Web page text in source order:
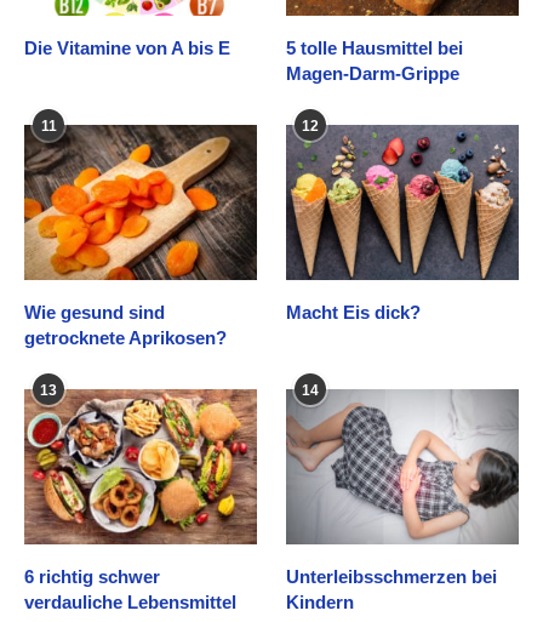
Die Vitamine von A bis E
5 tolle Hausmittel bei
Magen-Darm-Grippe
11
Wie gesund sind
getrocknete Aprikosen?
12
Macht Eis dick?
13
6 richtig schwer
verdauliche Lebensmittel
14
Unterleibsschmerzen bei
Kindern